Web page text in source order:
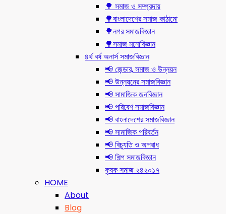
🌳 সমাজ ও সম্প্রদায়
🌳বাংলাদেশের সমাজ কাঠামো
🌳নগর সমাজবিজ্ঞান
🌳সমাজ মনোবিজ্ঞান
৪র্থ বর্ষ অনার্স সমাজবিজ্ঞান
📢 জেন্ডার, সমাজ ও উন্নয়ন
📢 উন্নয়নের সমাজবিজ্ঞান
📢 সামাজিক জনবিজ্ঞান
📢 পরিবেশ সমাজবিজ্ঞান
📢 বাংলাদেশের সমাজবিজ্ঞান
📢 সামাজিক পরিবর্তন
📢 বিচ্যুতি ও অপরাধ
📢 শিল্প সমাজবিজ্ঞান
কৃষক সমাজ ২৪২০১৭
HOME
About
Blog